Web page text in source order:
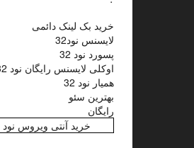
خرید بک لینک دائمی
لایسنس نود32
پسورد نود 32
اوکلی لایسنس رایگان نود 32
همیار نود 32
بهترین سئو
رایگان
خرید آنتی ویروس نود 32